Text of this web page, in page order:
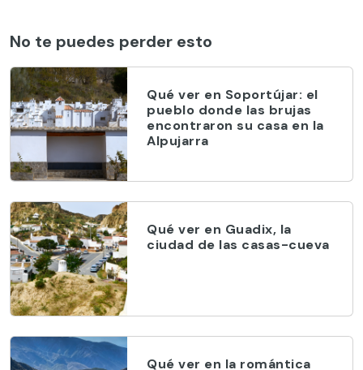
No te puedes perder esto
Qué ver en Soportújar: el
pueblo donde las brujas
encontraron su casa en la
Alpujarra
Qué ver en Guadix, la
ciudad de las casas-cueva
Qué ver en la romántica